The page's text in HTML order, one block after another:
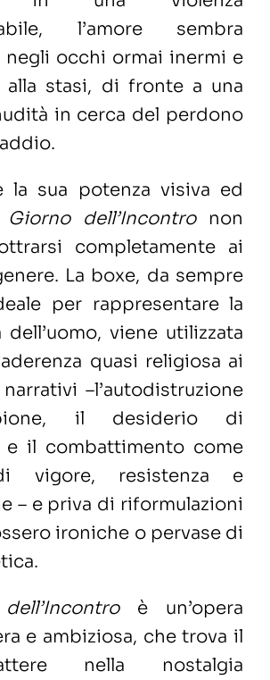
l’amore sembra
negli occhi ormai inermi e
alla stasi, di fronte a una
in cerca del perdono
la sua potenza visiva ed
Giorno dell’Incontronon
completamente ai
La boxe, da sempre
per rappresentare la
viene utilizzata
quasi religiosa ai
–l’autodistruzione
il desiderio di
e il combattimento come
vigore, resistenza e
– e priva di riformulazioni
ironiche o pervase di
è un’opera
e ambiziosa, che trova il
nella nostalgia